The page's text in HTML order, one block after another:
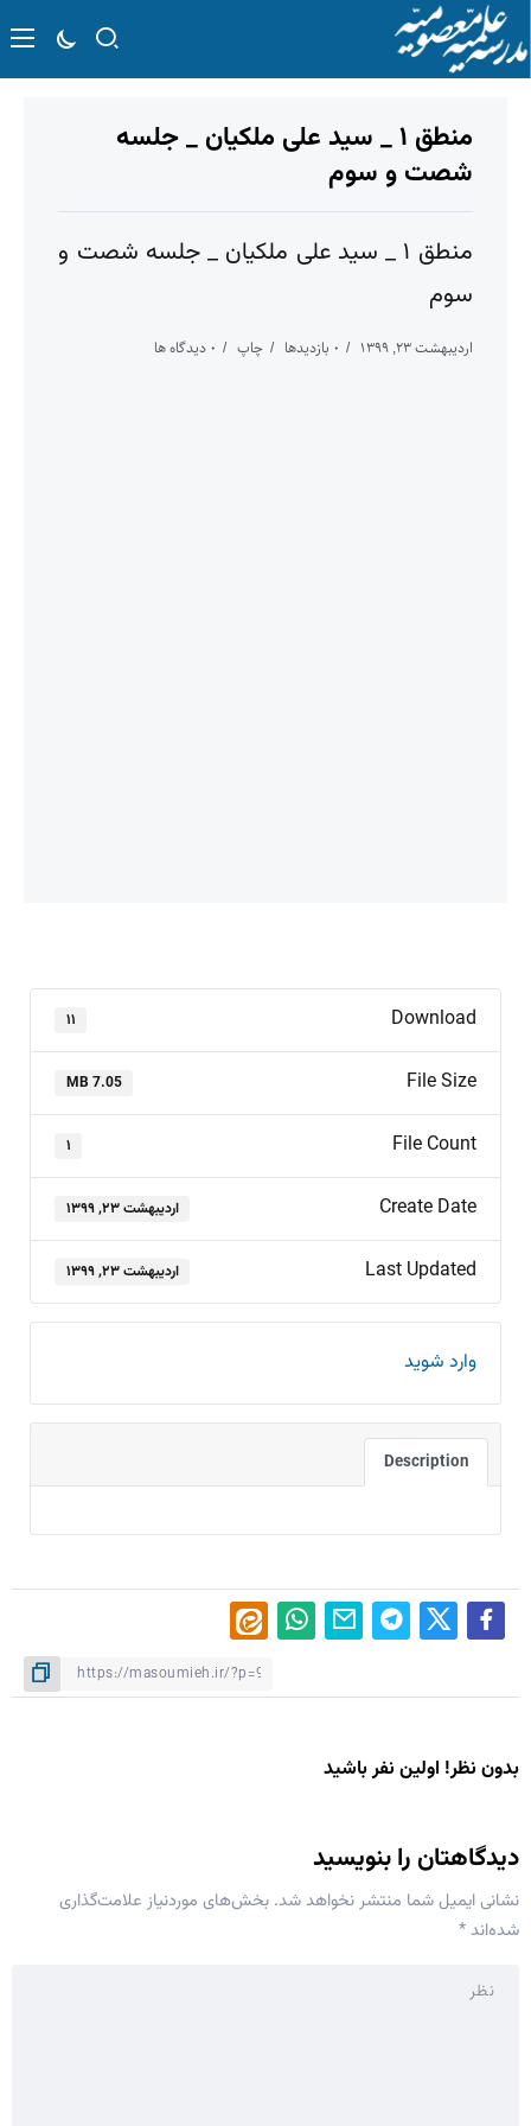
منطق ۱ _ سید علی ملکیان _ جلسه
شصت و سوم
منطق ۱ _ سید علی ملکیان _ جلسه شصت و
سوم
اردیبهشت ۲۳, ۱۳۹۹ ۰ بازدیدها چاپ ۰ دیدگاه ها
Download ۱۱
File Size
7.05 MB
File Count ۱
Create Date اردیبهشت ۲۳, ۱۳۹۹
Last Updated اردیبهشت ۲۳, ۱۳۹۹
وارد شوید
Description
بدون نظر! اولین نفر باشید
دیدگاهتان را بنویسید
نشانی ایمیل شما منتشر نخواهد شد. بخش‌های موردنیاز علامت‌گذاری
شده‌اند*